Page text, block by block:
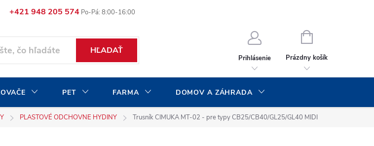
+421 948 205 574
Blog Moja objednávka
HĽADAŤ
Prihlásenie
NÁKUPNÝ
Prázdny košík
PET FARMA DOMOV A ZÁHRADA
PLASTOVÉ ODCHOVNE HYDINY Trusník CIMUKA MT-02 - pre typy CB25/CB40/GL25/GL40 MIDI